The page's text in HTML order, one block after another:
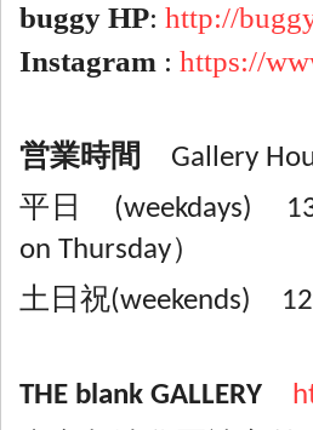
buggy HP: http://
Instagram : https://
営業時間
Gallery
平日 (weekdays)
on Thursday）
土日祝(weekends)
THE blank GALLERY